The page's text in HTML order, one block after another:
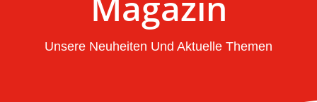
Unsere Neuheiten Und Aktuelle Themen